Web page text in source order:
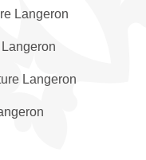
Langeron
Langeron